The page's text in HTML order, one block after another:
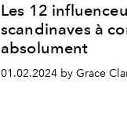
Les 12
scandinaves à
absolument
01.02.2024 by Grace